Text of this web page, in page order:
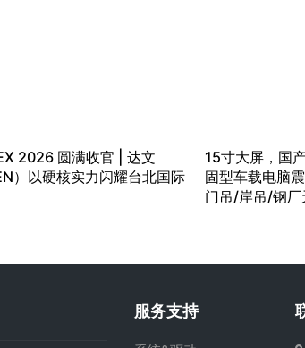
2026 圆满收官 | 达文
）以硬核实力闪耀台北国际
15寸大屏，国
固型车载电脑
门吊/岸吊/钢
服务支持